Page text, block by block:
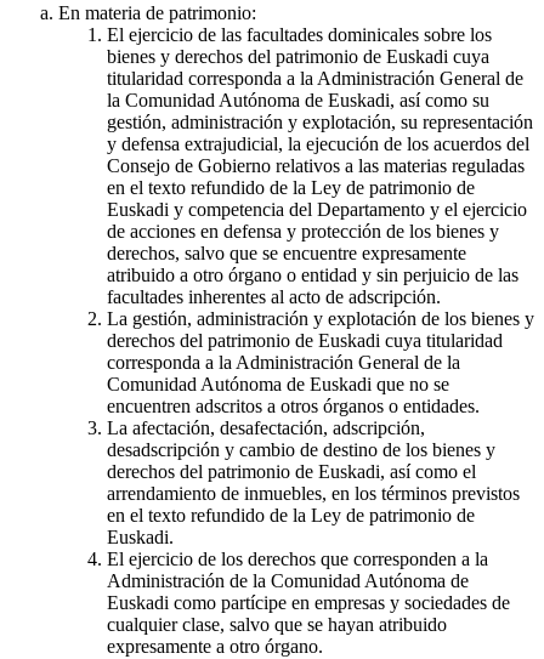
En materia de patrimonio:
El ejercicio de las facultades dominicales sobre los
bienes y derechos del patrimonio de Euskadi cuya
titularidad corresponda a la Administración General de
la Comunidad Autónoma de Euskadi, así como su
gestión, administración y explotación, su representación
y defensa extrajudicial, la ejecución de los acuerdos del
Consejo de Gobierno relativos a las materias reguladas
en el texto refundido de la Ley de patrimonio de
Euskadi y competencia del Departamento y el ejercicio
de acciones en defensa y protección de los bienes y
derechos, salvo que se encuentre expresamente
atribuido a otro órgano o entidad y sin perjuicio de las
facultades inherentes al acto de adscripción.
La gestión, administración y explotación de los bienes y
derechos del patrimonio de Euskadi cuya titularidad
corresponda a la Administración General de la
Comunidad Autónoma de Euskadi que no se
encuentren adscritos a otros órganos o entidades.
La afectación, desafectación, adscripción,
desadscripción y cambio de destino de los bienes y
derechos del patrimonio de Euskadi, así como el
arrendamiento de inmuebles, en los términos previstos
en el texto refundido de la Ley de patrimonio de
Euskadi.
El ejercicio de los derechos que corresponden a la
Administración de la Comunidad Autónoma de
Euskadi como partícipe en empresas y sociedades de
cualquier clase, salvo que se hayan atribuido
expresamente a otro órgano.